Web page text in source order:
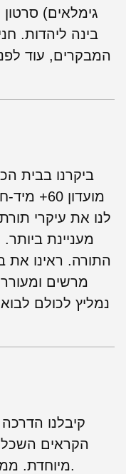
גימלאים)
בינה ליהדות.
המבקרים, עוד
ביקרנו בבית
מועדון
לנו את עיקרי
מעניינת
התורה. ראינו
מרשים
נמליץ לכולם
קיבלנו
הקראים
מיוחדת. ממליצים בחום לבקר ולהתרשם.